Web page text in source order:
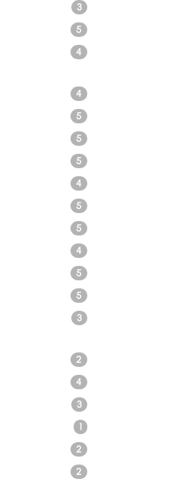
3
5
4
4
5
5
5
4
5
5
4
5
5
3
2
4
3
1
2
2